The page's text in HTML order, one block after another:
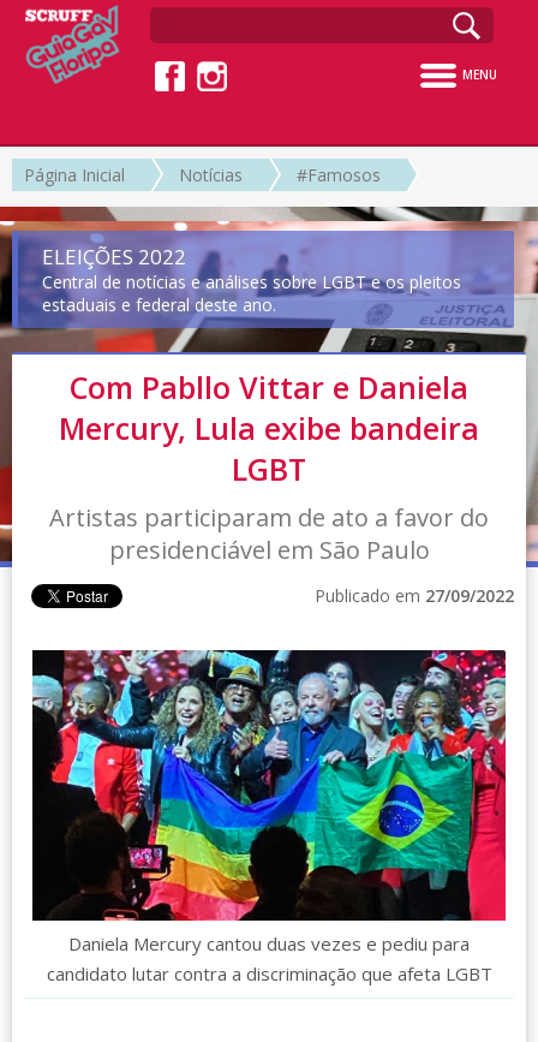
MENU
Página Inicial Notícias #Famosos
ELEIÇÕES 2022
Central de notícias e análises sobre LGBT e os pleitos
estaduais e federal deste ano.
Com Pabllo Vittar e Daniela
Mercury, Lula exibe bandeira
LGBT
Artistas participaram de ato a favor do
presidenciável em São Paulo
Publicado em 27/09/2022
Daniela Mercury cantou duas vezes e pediu para
candidato lutar contra a discriminação que afeta LGBT